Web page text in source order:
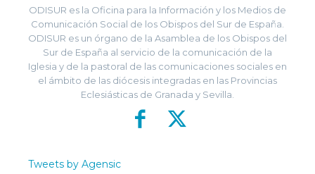
ODISUR es la Oficina para la Información y los Medios de
Comunicación Social de los Obispos del Sur de España.
ODISUR es un órgano de la Asamblea de los Obispos del
Sur de España al servicio de la comunicación de la
Iglesia y de la pastoral de las comunicaciones sociales en
el ámbito de las diócesis integradas en las Provincias
Eclesiásticas de Granada y Sevilla.
Tweets by Agensic